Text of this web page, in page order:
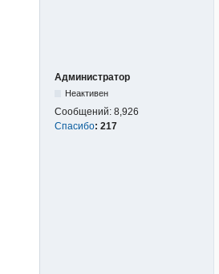
Администратор
Неактивен
Сообщений: 8,926
Спасибо: 217